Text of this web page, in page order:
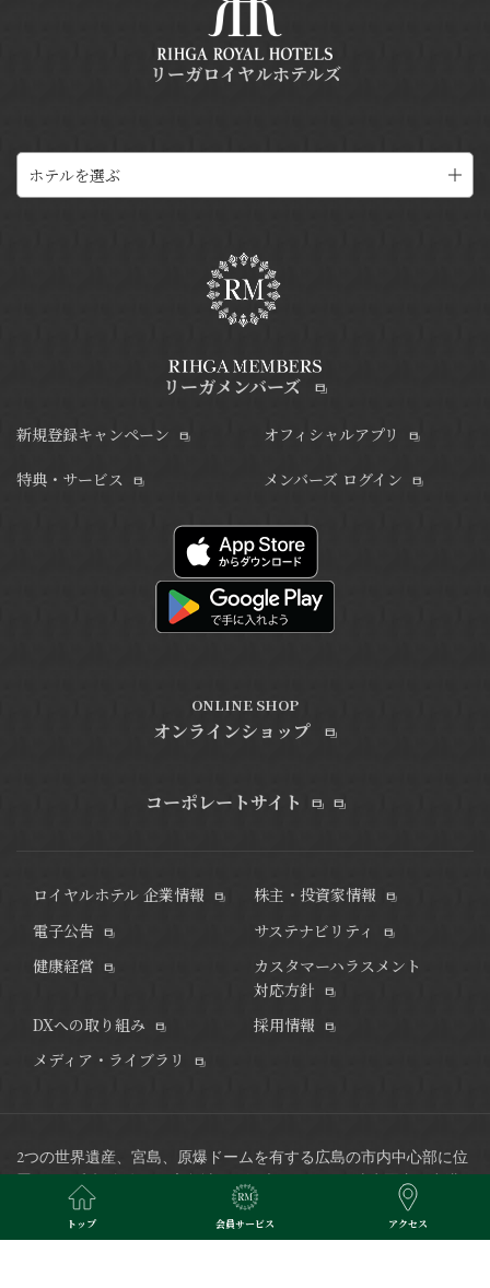
リーガロイヤルホテルズ
ホテルを選ぶ
リーガメンバーズ
新規登録キャンペーン
特典・サービス
オフィシャルアプリ
メンバーズ ログイン
ONLINE SHOP
オンラインショップ
コーポレートサイト
ロイヤルホテル 企業情報
株主・投資家情報
電子公告
サステナビリティ
健康経営
カスタマーハラスメント
対応方針
DXへの取り組み
採用情報
メディア・ライブラリ
2つの世界遺産、宮島、原爆ドームを有する広島の市内中心部に位
置し、平和記念公園や広島城など観光スポットも徒歩圏内、
リムジンバス発着のバスセンターにも隣接した好立地で、ビジネ
スにも最適なホテルです。
トップ 会員サービス アクセス